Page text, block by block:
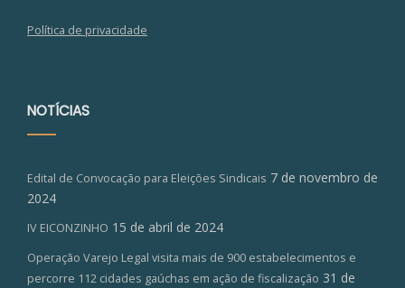
Política de privacidade
NOTÍCIAS
Edital de Convocação para Eleições Sindicais 7 de novembro de
2024
IV EICONZINHO 15 de abril de 2024
Operação Varejo Legal visita mais de 900 estabelecimentos e
percorre 112 cidades gaúchas em ação de fiscalização 31 de